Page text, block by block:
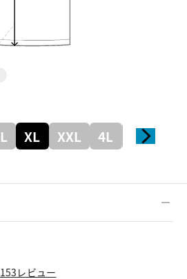
L XL XXL 4L 5L
153レビュー